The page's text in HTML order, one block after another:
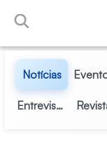
Pular para o
Notícias
Entrevistas